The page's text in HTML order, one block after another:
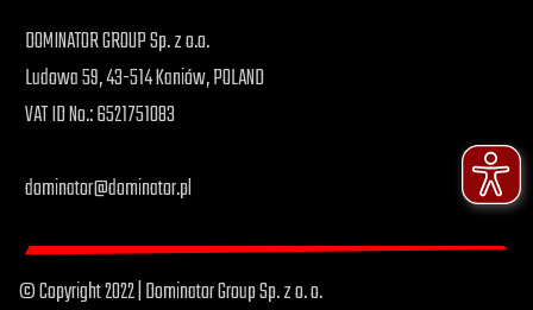
DOMINATOR GROUP Sp. z o.o.
Ludowa 59, 43-514 Kaniów, POLAND
VAT ID No.: 6521751083
dominator@dominator.pl
© Copyright 2022 | Dominator Group Sp. z o. o.